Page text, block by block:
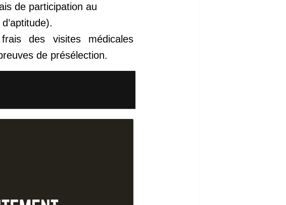
de participation au
des visites médicales
de présélection.